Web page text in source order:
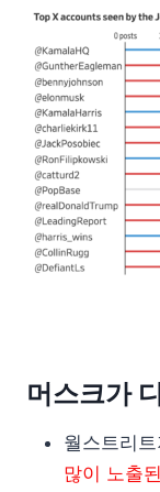
머스크가
월스트리
많이 노출